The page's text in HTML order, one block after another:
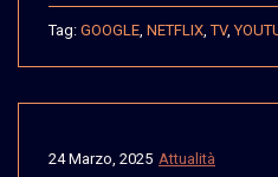
Tag: GOOGLE NETFLIX ,TV,
Attualità
24 Marzo, 2025